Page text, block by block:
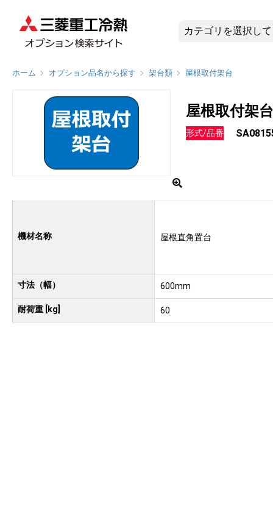
SA08155
ホーム オプション品名から探す 架台類 屋根取付架台
屋根取付架台
形式/品番
機材名称 屋根直角置台
寸法（幅） 600mm
耐荷重 [kg] 60